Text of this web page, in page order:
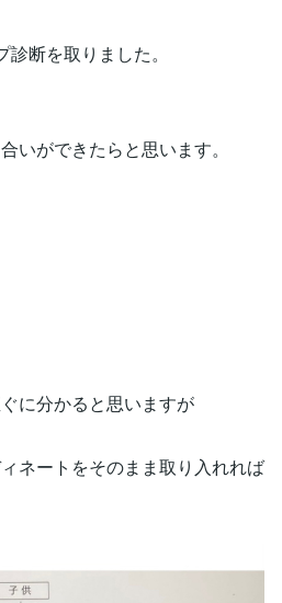
断を取りました。
いができたらと思います。
に分かると思いますが
ネートをそのまま取り入れれば